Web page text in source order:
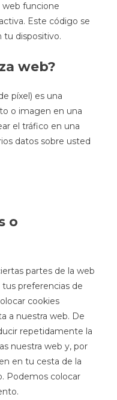
web funcione
Este código se
tu dispositivo.
web?
píxel) es una
o imagen en una
el tráfico en una
datos sobre usted
o
partes de la web
preferencias de
cookies
a nuestra web. De
repetidamente la
nuestra web y, por
en tu cesta de la
Podemos colocar